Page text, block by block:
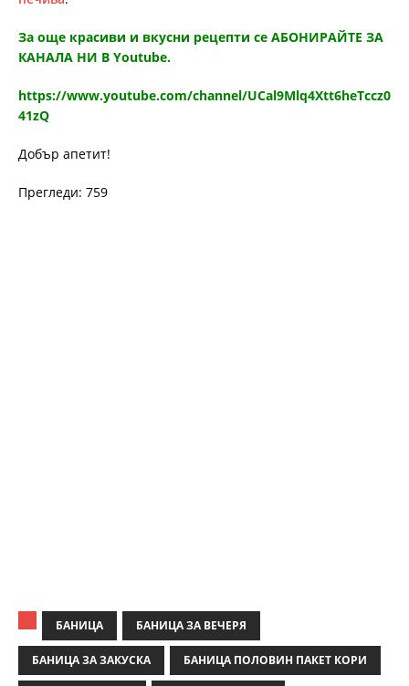
За още красиви и вкусни рецепти се АБОНИРАЙТЕ ЗА
КАНАЛА НИ В Youtube.
https://www.youtube.com/channel/UCal9Mlq4Xtt6heTccz0
41zQ
Добър апетит!
Прегледи: 759
БАНИЦА БАНИЦА ЗА ВЕЧЕРЯ
БАНИЦА ЗА ЗАКУСКА БАНИЦА ПОЛОВИН ПАКЕТ КОРИ